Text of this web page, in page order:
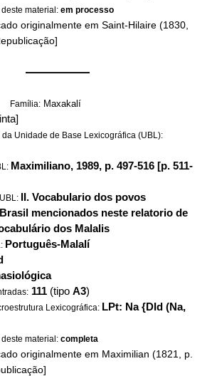
material:em processo
originalmente em Saint-Hilaire (1830,
——————
Família: Maxakalí
Unidade de Base Lexicográfica (UBL):
Maximiliano, 1989, p. 497-516 [p. 511-
II. Vocabulario dos povos
mencionados neste relatorio de
dos Malalis
Português-Malalí
111 (tipoA3)
Lexicográfica: LPt: Na {DId (Na,
material:completa
originalmente em Maximilian (1821, p.